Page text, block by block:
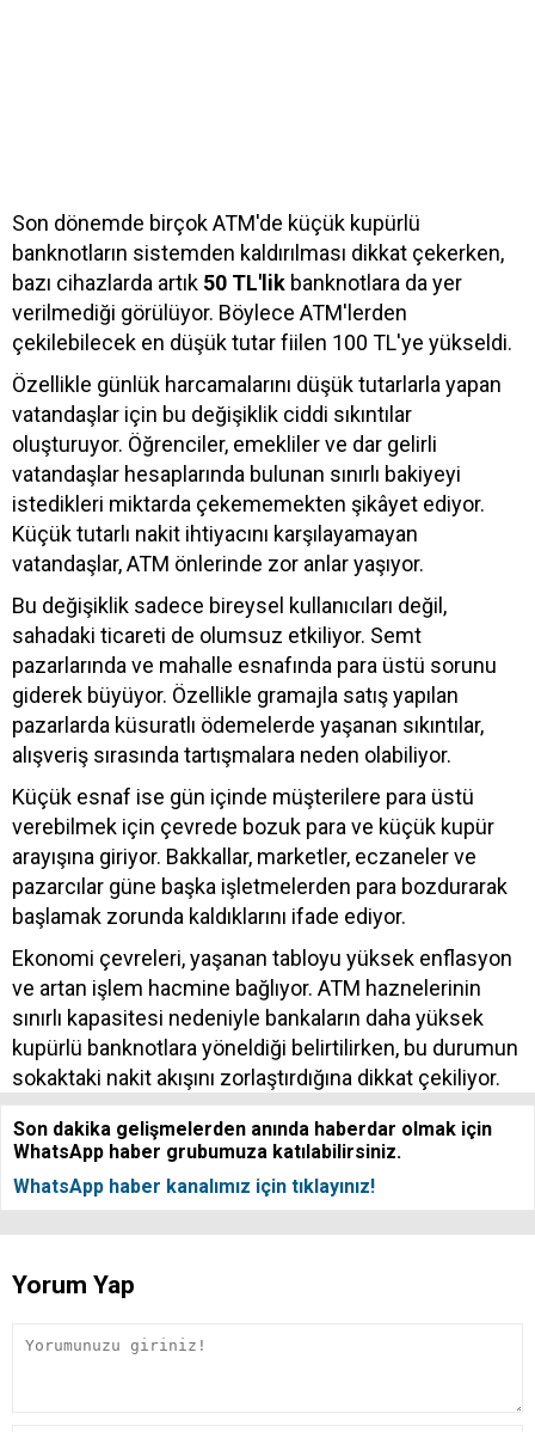
Son dönemde birçok ATM'de küçük kupürlü
banknotların sistemden kaldırılması dikkat çekerken,
bazı cihazlarda artık 50 TL'lik banknotlara da yer
verilmediği görülüyor. Böylece ATM'lerden
çekilebilecek en düşük tutar fiilen 100 TL'ye yükseldi.
Özellikle günlük harcamalarını düşük tutarlarla yapan
vatandaşlar için bu değişiklik ciddi sıkıntılar
oluşturuyor. Öğrenciler, emekliler ve dar gelirli
vatandaşlar hesaplarında bulunan sınırlı bakiyeyi
istedikleri miktarda çekememekten şikâyet ediyor.
Küçük tutarlı nakit ihtiyacını karşılayamayan
vatandaşlar, ATM önlerinde zor anlar yaşıyor.
Bu değişiklik sadece bireysel kullanıcıları değil,
sahadaki ticareti de olumsuz etkiliyor. Semt
pazarlarında ve mahalle esnafında para üstü sorunu
giderek büyüyor. Özellikle gramajla satış yapılan
pazarlarda küsuratlı ödemelerde yaşanan sıkıntılar,
alışveriş sırasında tartışmalara neden olabiliyor.
Küçük esnaf ise gün içinde müşterilere para üstü
verebilmek için çevrede bozuk para ve küçük kupür
arayışına giriyor. Bakkallar, marketler, eczaneler ve
pazarcılar güne başka işletmelerden para bozdurarak
başlamak zorunda kaldıklarını ifade ediyor.
Ekonomi çevreleri, yaşanan tabloyu yüksek enflasyon
ve artan işlem hacmine bağlıyor. ATM haznelerinin
sınırlı kapasitesi nedeniyle bankaların daha yüksek
kupürlü banknotlara yöneldiği belirtilirken, bu durumun
sokaktaki nakit akışını zorlaştırdığına dikkat çekiliyor.
Son dakika gelişmelerden anında haberdar olmak için
WhatsApp haber grubumuza katılabilirsiniz.
WhatsApp haber kanalımız için tıklayınız!
Yorum Yap